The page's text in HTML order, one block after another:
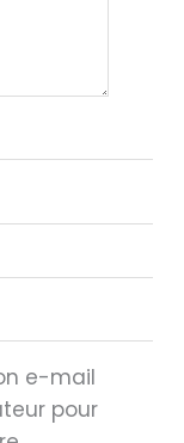
e-mail
pour